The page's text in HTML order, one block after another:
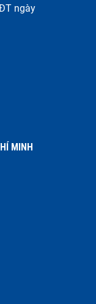
ngày
MINH